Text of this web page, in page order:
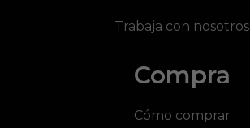
Trabaja con nosotros
Compra
Cómo comprar